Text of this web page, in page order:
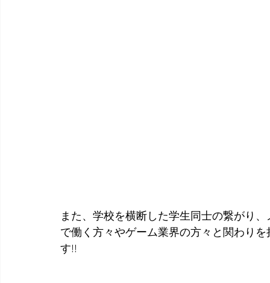
また、学校を横断した学生同士の繋がり
で働く方々やゲーム業界の方々と関わり
す!!